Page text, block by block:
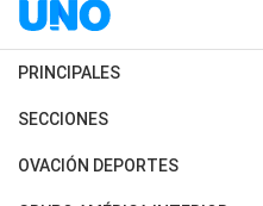
PRINCIPALES
Últimas Noticias
Política
SECCIONES
Horóscopo
OVACIÓN DEPORTES